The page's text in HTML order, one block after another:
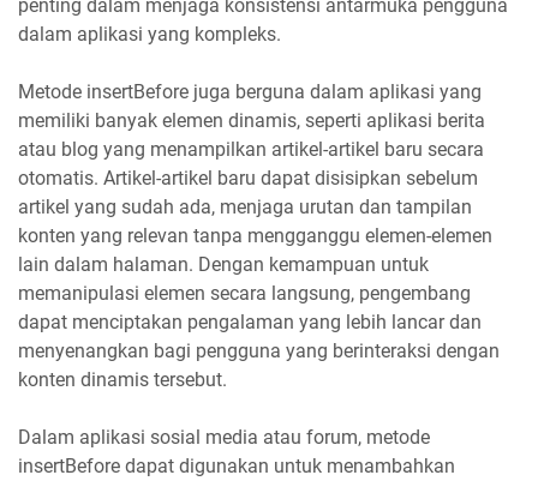
penting dalam menjaga konsistensi antarmuka pengguna
dalam aplikasi yang kompleks.
Metode insertBefore juga berguna dalam aplikasi yang
memiliki banyak elemen dinamis, seperti aplikasi berita
atau blog yang menampilkan artikel-artikel baru secara
otomatis. Artikel-artikel baru dapat disisipkan sebelum
artikel yang sudah ada, menjaga urutan dan tampilan
konten yang relevan tanpa mengganggu elemen-elemen
lain dalam halaman. Dengan kemampuan untuk
memanipulasi elemen secara langsung, pengembang
dapat menciptakan pengalaman yang lebih lancar dan
menyenangkan bagi pengguna yang berinteraksi dengan
konten dinamis tersebut.
Dalam aplikasi sosial media atau forum, metode
insertBefore dapat digunakan untuk menambahkan